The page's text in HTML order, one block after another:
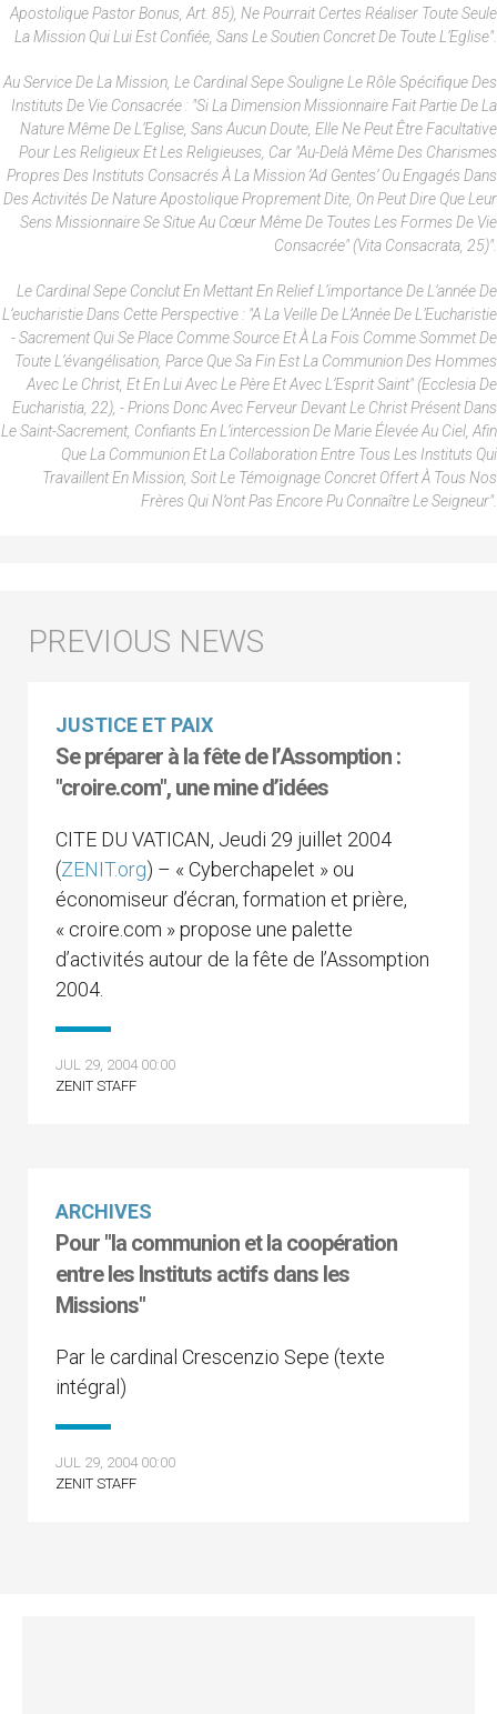
Apostolique Pastor Bonus, Art. 85), Ne Pourrait Certes Réaliser Toute Seule
La Mission Qui Lui Est Confiée, Sans Le Soutien Concret De Toute L’Eglise".
Au Service De La Mission, Le Cardinal Sepe Souligne Le Rôle Spécifique Des
Instituts De Vie Consacrée : "Si La Dimension Missionnaire Fait Partie De La
Nature Même De L’Eglise, Sans Aucun Doute, Elle Ne Peut Être Facultative
Pour Les Religieux Et Les Religieuses, Car "au-Delà Même Des Charismes
Propres Des Instituts Consacrés À La Mission ‘ad Gentes’ Ou Engagés Dans
Des Activités De Nature Apostolique Proprement Dite, On Peut Dire Que Leur
Sens Missionnaire Se Situe Au Cœur Même De Toutes Les Formes De Vie
Consacrée" (Vita Consacrata, 25)".
Le Cardinal Sepe Conclut En Mettant En Relief L’importance De L’année De
L’eucharistie Dans Cette Perspective : "A La Veille De L’Année De L’Eucharistie
- Sacrement Qui Se Place Comme Source Et À La Fois Comme Sommet De
Toute L’évangélisation, Parce Que Sa Fin Est La Communion Des Hommes
Avec Le Christ, Et En Lui Avec Le Père Et Avec L’Esprit Saint" (Ecclesia De
Eucharistia, 22), - Prions Donc Avec Ferveur Devant Le Christ Présent Dans
Le Saint-Sacrement, Confiants En L’intercession De Marie Élevée Au Ciel, Afin
Que La Communion Et La Collaboration Entre Tous Les Instituts Qui
Travaillent En Mission, Soit Le Témoignage Concret Offert À Tous Nos
Frères Qui N’ont Pas Encore Pu Connaître Le Seigneur".
JUSTICE ET PAIX
Se préparer à la fête de l’Assomption :
"croire.com", une mine d’idées
CITE DU VATICAN, Jeudi 29 juillet 2004
(ZENIT.org) – « Cyberchapelet » ou
économiseur d’écran, formation et prière,
« croire.com » propose une palette
d’activités autour de la fête de l’Assomption
2004.
JUL 29, 2004 00:00
ZENIT STAFF
ARCHIVES
Pour "la communion et la coopération
entre les Instituts actifs dans les
Missions"
Par le cardinal Crescenzio Sepe (texte
intégral)
JUL 29, 2004 00:00
ZENIT STAFF